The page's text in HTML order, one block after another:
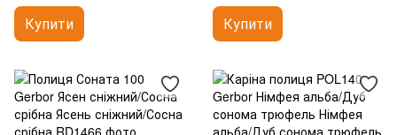
Купити Купити